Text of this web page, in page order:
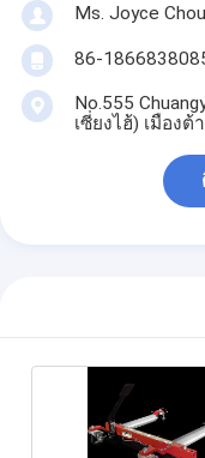
Ms. Joyce Chou
86-
No.555
เซี่ยงไฮ้) เมือง